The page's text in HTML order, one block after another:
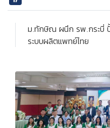
ม.ทักษิณ ผนึก รพ.กระบี่
ระบบผลิตแพทย์ไทย